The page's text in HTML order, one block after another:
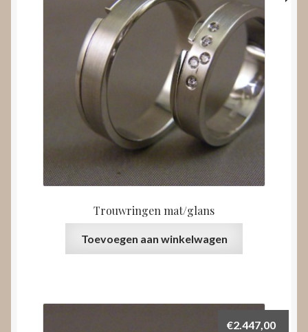
Trouwringen mat/glans
Toevoegen aan winkelwagen
€2.447,00